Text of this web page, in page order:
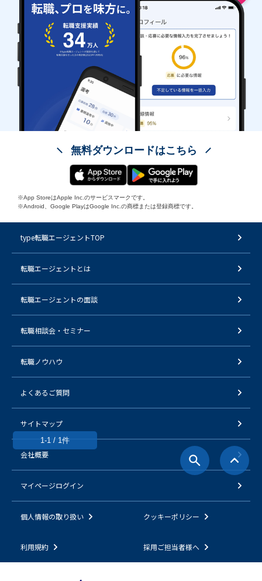
1-1 / 1件
無料ダウンロードはこちら
※App StoreはApple Inc.のサービスマークです。
※Android、Google PlayはGoogle Inc.の商標または登録商標です。
type転職エージェントTOP
転職エージェントとは
転職エージェントの面談
転職相談会・セミナー
転職ノウハウ
よくあるご質問
サイトマップ
会社概要
マイページログイン
個人情報の取り扱い クッキーポリシー
利用規約 採用ご担当者様へ